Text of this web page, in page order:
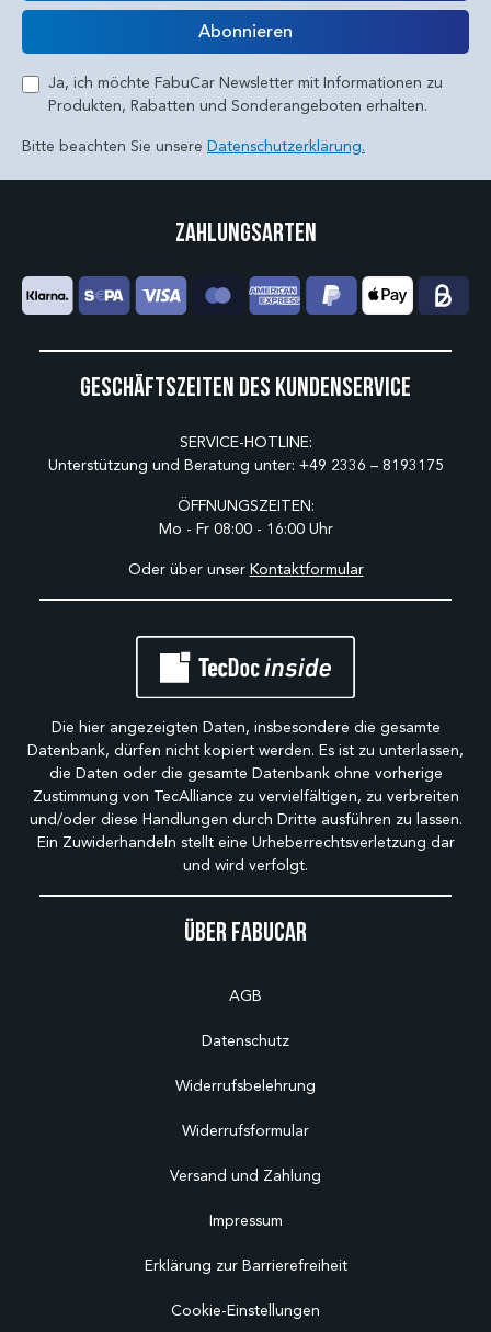
E-Mail
Abonnieren
Ja, ich möchte FabuCar Newsletter mit Informationen zu
Produkten, Rabatten und Sonderangeboten erhalten.
Bitte beachten Sie unsere Datenschutzerklärung.
Über Fabucar
AGB
Datenschutz
Widerrufsbelehrung
Widerrufsformular
Versand und Zahlung
Impressum
Erklärung zur Barrierefreiheit
Cookie-Einstellungen
Geschäftszeiten des Kundenservice
SERVICE-HOTLINE:
Unterstützung und Beratung unter: +49 2336 – 8193175
ÖFFNUNGSZEITEN:
Mo - Fr 08:00 - 16:00 Uhr
Oder über unser Kontaktformular
Zahlungsarten
Die hier angezeigten Daten, insbesondere die gesamte
Datenbank, dürfen nicht kopiert werden. Es ist zu unterlassen,
die Daten oder die gesamte Datenbank ohne vorherige
Zustimmung von TecAlliance zu vervielfältigen, zu verbreiten
und/oder diese Handlungen durch Dritte ausführen zu lassen.
Ein Zuwiderhandeln stellt eine Urheberrechtsverletzung dar
und wird verfolgt.